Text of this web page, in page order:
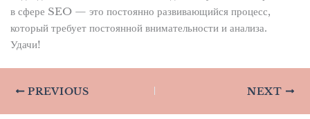
в сфере SEO — это постоянно развивающийся процесс,
который требует постоянной внимательности и анализа.
Удачи!
PREVIOUS NEXT